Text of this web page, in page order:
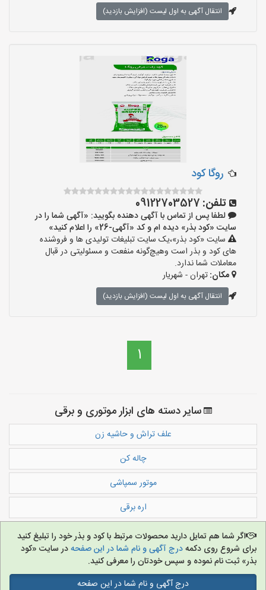
انتقال آگهی به اول لیست (افزایش بازدید)
روگا کود
تلفن: 09122703527
لطفا پس از تماس با آگهی دهنده بگویید: «آگهی شما را در
سایت «کود بذر» دیده ام و کد «آگهی-26» را اعلام کنید»
سایت «کود بذر»،یک سایت تبلیغات تولیدی ها و فروشنده
های کود و بذر است وهیچ‌گونه منفعت و مسئولیتی در قبال
معاملات شما ندارد.
مکان:تهران - شهریار
انتقال آگهی به اول لیست (افزایش بازدید)
1
سایر دسته های ابزار موتوری و برقی
علف تراش و حاشیه زن
چاله کن
موتور سمپاشی
اره برقی
اگر شما هم تمایل دارید محصولات مرتبط با کود و بذر خود را تبلیغ کنید
برای شروع روی دکمهدرج آگهی و نام شما در این صفحهدر سایت «کود
بذر» ثبت نام نموده و سپس خودتان را معرفی کنید.
درج آگهی و نام شما در این صفحه